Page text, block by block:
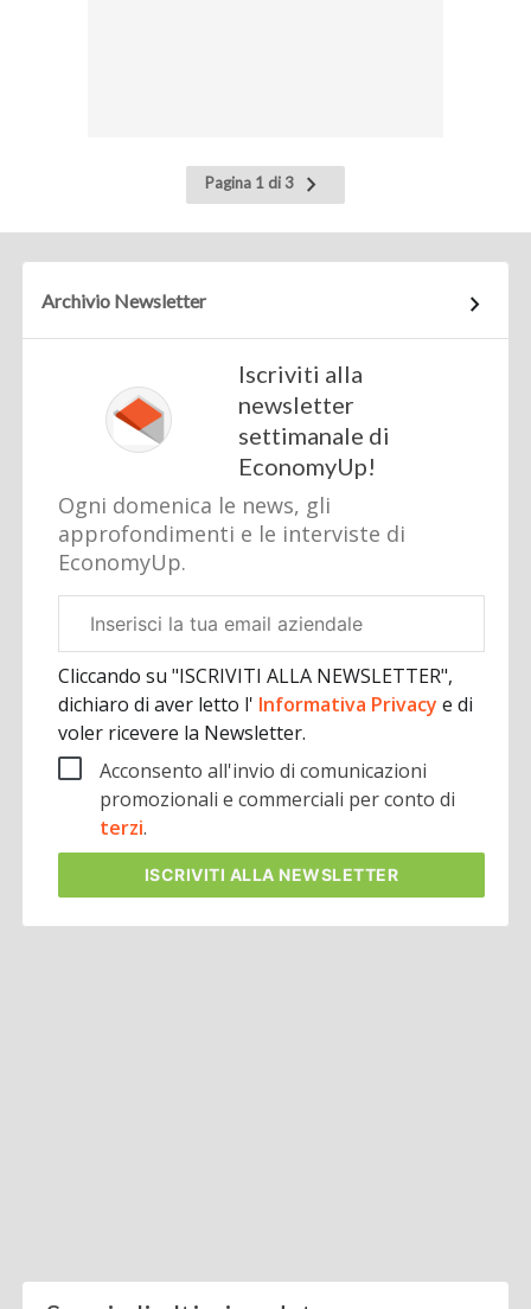
Pagina 1 di 3
Pagina
successiva
Archivio Newsletter
Iscriviti alla
newsletter
settimanale di
EconomyUp!
Ogni domenica le news, gli
approfondimenti e le interviste di
EconomyUp.
aziendale
Cliccando su "ISCRIVITI ALLA NEWSLETTER",
dichiaro di aver letto l' Informativa Privacye di
voler ricevere la Newsletter.
Acconsento all'invio di comunicazioni
promozionali e commerciali per conto di
terzi.
ISCRIVITI ALLA NEWSLETTER